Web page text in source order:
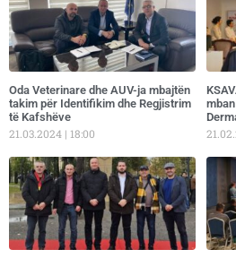
Oda Veterinare dhe AUV-ja mbajtën
takim për Identifikim dhe Regjistrim
të Kafshëve
21.03.2024 18:00